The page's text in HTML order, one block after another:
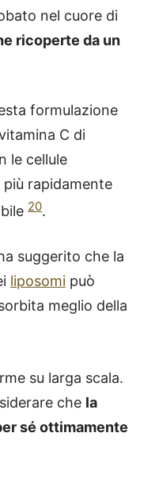
nel cuore di
ricoperte da un
formulazione
C di
le cellule
rapidamente
20.
suggerito che la
liposomi può
meglio della
su larga scala.
che la
sé ottimamente